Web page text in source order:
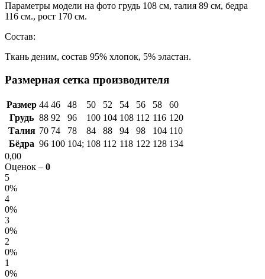
Параметры модели на фото грудь 108 см, талия 89 см, бедра
116 см., рост 170 см.
Состав:
Ткань деним, состав 95% хлопок, 5% эластан.
Размерная сетка производителя
Размер 44 46 48 50 52 54 56 58
60
Грудь 88 92 96 100 104 108 112 116 120
Талия 70 74 78 84 88 94 98 104 110
Бёдра 96 100 104; 108 112 118 122 128 134
0,00
Оценок – 0
5
0%
4
0%
3
0%
2
0%
1
0%